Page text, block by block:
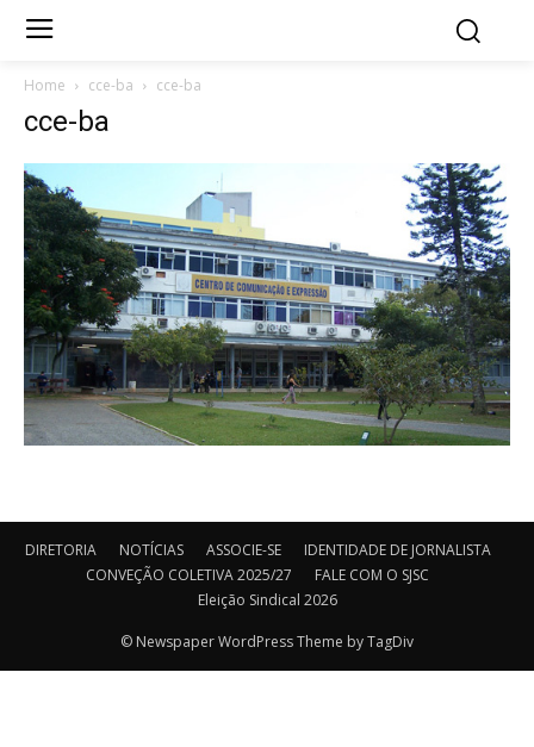
Home cce-ba cce-ba
cce-ba
DIRETORIA NOTÍCIAS ASSOCIE-SE
IDENTIDADE DE JORNALISTA
CONVEÇÃO COLETIVA 2025/27
FALE COM O SJSC
Eleição Sindical 2026
© Newspaper WordPress Theme by TagDiv